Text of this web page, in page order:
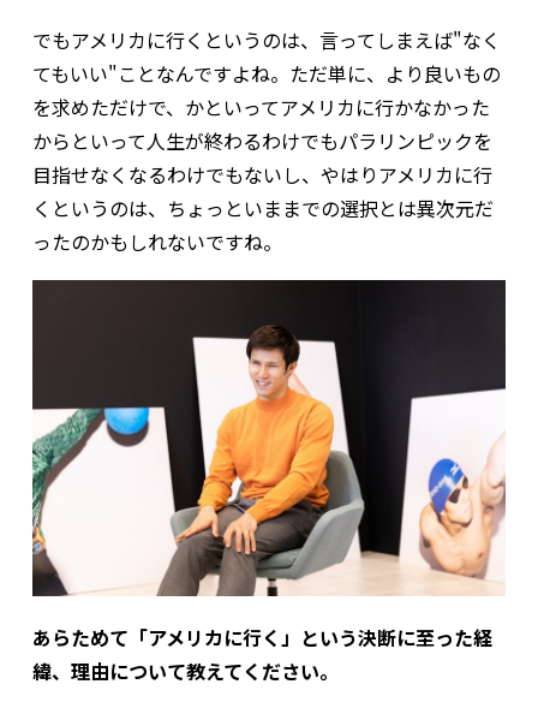
でもアメリカに行くというのは、言ってしまえば"なく
てもいい"ことなんですよね。ただ単に、より良いもの
を求めただけで、かといってアメリカに行かなかった
からといって人生が終わるわけでもパラリンピックを
目指せなくなるわけでもないし、やはりアメリカに行
くというのは、ちょっといままでの選択とは異次元だ
ったのかもしれないですね。
あらためて「アメリカに行く」という決断に至った経
緯、理由について教えてください。